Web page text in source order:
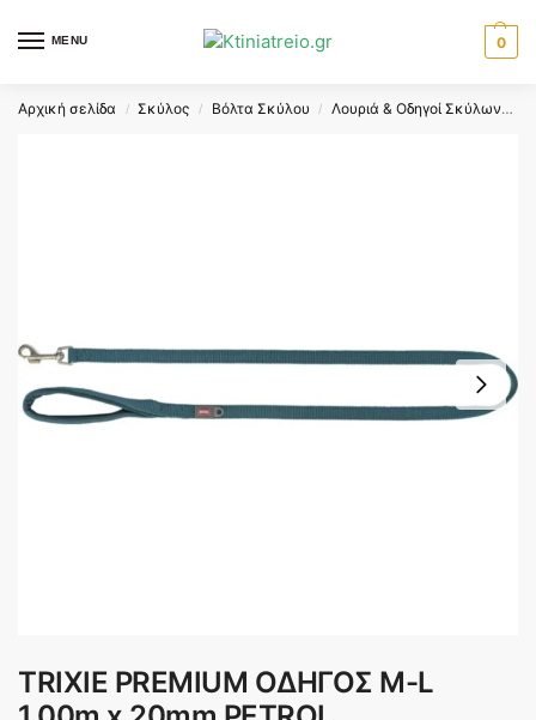
MENU 0
Αρχική σελίδα / Σκύλος / Βόλτα Σκύλου / Λουριά & Οδηγοί Σκύλων
TRIXIE PREMIUM ΟΔΗΓΟΣ M-L